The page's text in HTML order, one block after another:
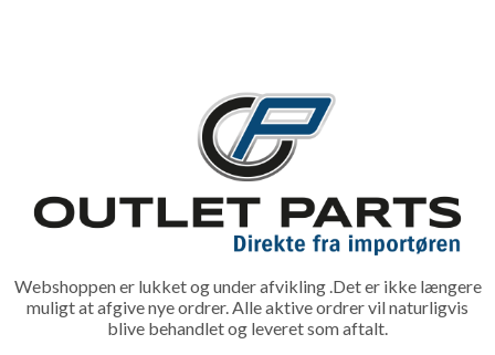
Webshoppen er lukket og under afvikling .Det er ikke længere
muligt at afgive nye ordrer. Alle aktive ordrer vil naturligvis
blive behandlet og leveret som aftalt.